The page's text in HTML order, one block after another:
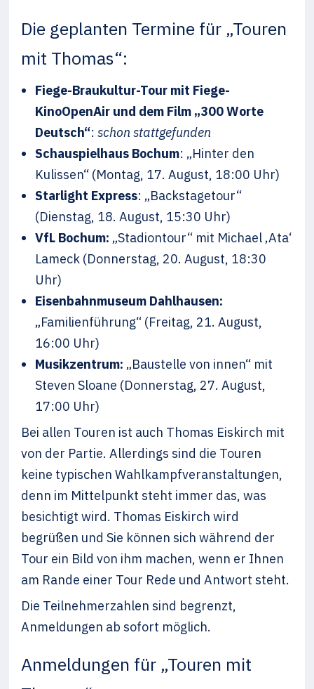
Die geplanten Termine für „Touren
mit Thomas“:
Fiege-Braukultur-Tour mit Fiege-
KinoOpenAir und dem Film „300 Worte
Deutsch“:schon stattgefunden
Schauspielhaus Bochum: „Hinter den
Kulissen“ (Montag, 17. August, 18:00 Uhr)
Starlight Express: „Backstagetour“
(Dienstag, 18. August, 15:30 Uhr)
VfL Bochum: „Stadiontour“ mit Michael ‚Ata‘
Lameck (Donnerstag, 20. August, 18:30
Uhr)
Eisenbahnmuseum Dahlhausen:
„Familienführung“ (Freitag, 21. August,
16:00 Uhr)
Musikzentrum: „Baustelle von innen“ mit
Steven Sloane (Donnerstag, 27. August,
17:00 Uhr)
Bei allen Touren ist auch Thomas Eiskirch mit
von der Partie. Allerdings sind die Touren
keine typischen Wahlkampfveranstaltungen,
denn im Mittelpunkt steht immer das, was
besichtigt wird. Thomas Eiskirch wird
begrüßen und Sie können sich während der
Tour ein Bild von ihm machen, wenn er Ihnen
am Rande einer Tour Rede und Antwort steht.
Die Teilnehmerzahlen sind begrenzt,
Anmeldungen ab sofort möglich.
Anmeldungen für „Touren mit